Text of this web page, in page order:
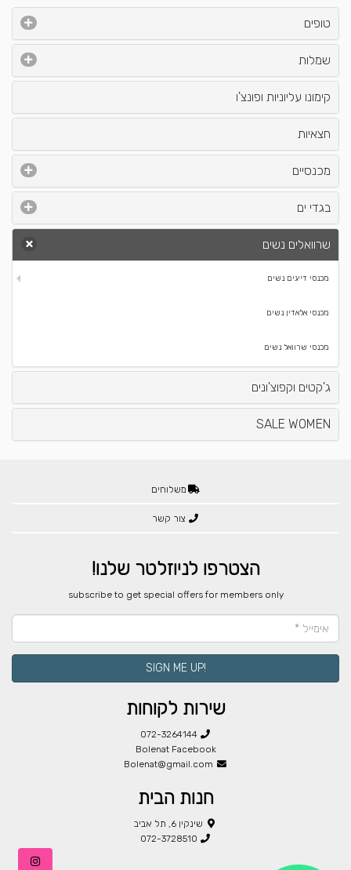
טופים
שמלות
קימונו עליוניות ופונצ'ו
חצאיות
מכנסיים
בגדי ים
שרוואלים נשים
מכנסי דייגים נשים
מכנסי אלאדין נשים
מכנסי שרוואל נשים
ג'קטים וקפוצ'ונים
SALE WOMEN
משלוחים
צור קשר
הצטרפו לניוזלטר שלנו!
​subscribe to get special offers for members only
!SIGN ME UP
שירות לקוחות
072-3264144
Bolenat Facebook
Bolenat@gmail.com
חנות הבית
שינקין 6, תל אביב
072-3728510